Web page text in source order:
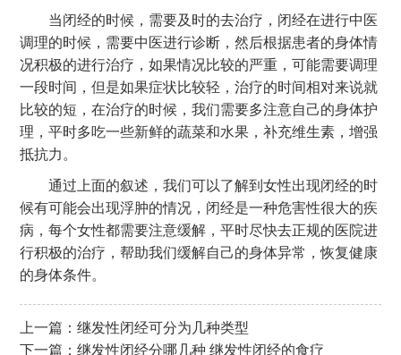
当闭经的时候，需要及时的去治疗，闭经在进行中医
调理的时候，需要中医进行诊断，然后根据患者的身体情
况积极的进行治疗，如果情况比较的严重，可能需要调理
一段时间，但是如果症状比较轻，治疗的时间相对来说就
比较的短，在治疗的时候，我们需要多注意自己的身体护
理，平时多吃一些新鲜的蔬菜和水果，补充维生素，增强
抵抗力。
通过上面的叙述，我们可以了解到女性出现闭经的时
候有可能会出现浮肿的情况，闭经是一种危害性很大的疾
病，每个女性都需要注意缓解，平时尽快去正规的医院进
行积极的治疗，帮助我们缓解自己的身体异常，恢复健康
的身体条件。
上一篇：继发性闭经可分为几种类型
下一篇：继发性闭经分哪几种 继发性闭经的食疗